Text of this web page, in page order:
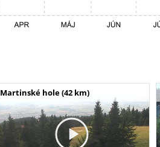
Martinské hole (42 km)